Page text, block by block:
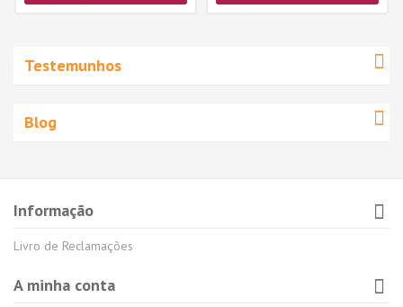
Testemunhos
Blog
Informação
Livro de Reclamações
A minha conta